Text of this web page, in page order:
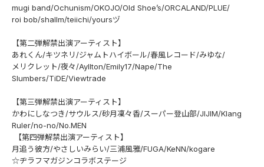
mugi band/Ochunism/OKOJO/Old Shoe’s/ORCALAND/PLUE/
roi bob/shallm/teiichi/yoursヅ
【第二弾解禁出演アーティスト】
あれくん/キツネリ/ジャムトハイボール/春風レコード/みゆな/
メリクレット/夜々/Ayllton/Emily17/Nape/The
Slumbers/TiDE/Viewtrade
【第三弾解禁出演アーティスト】
かわにしなつき/サウルス/砂月凜々香/スーパー登山部/JIJIM/Klang
Ruler/no-no/No.MEN
【第四弾解禁出演アーティスト】
月追う彼方/やさしいみらい/三浦風雅/FUGA/KeNN/kogare
☆ヂラフマガジンコラボステージ